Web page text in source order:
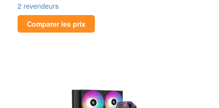
2 revendeurs
Comparer les prix